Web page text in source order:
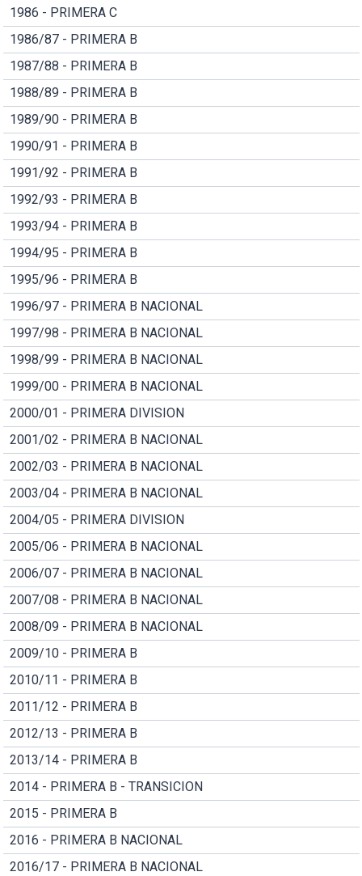
1986 - PRIMERA C
1986/87 - PRIMERA B
1987/88 - PRIMERA B
1988/89 - PRIMERA B
1989/90 - PRIMERA B
1990/91 - PRIMERA B
1991/92 - PRIMERA B
1992/93 - PRIMERA B
1993/94 - PRIMERA B
1994/95 - PRIMERA B
1995/96 - PRIMERA B
1996/97 - PRIMERA B NACIONAL
1997/98 - PRIMERA B NACIONAL
1998/99 - PRIMERA B NACIONAL
1999/00 - PRIMERA B NACIONAL
2000/01 - PRIMERA DIVISION
2001/02 - PRIMERA B NACIONAL
2002/03 - PRIMERA B NACIONAL
2003/04 - PRIMERA B NACIONAL
2004/05 - PRIMERA DIVISION
2005/06 - PRIMERA B NACIONAL
2006/07 - PRIMERA B NACIONAL
2007/08 - PRIMERA B NACIONAL
2008/09 - PRIMERA B NACIONAL
2009/10 - PRIMERA B
2010/11 - PRIMERA B
2011/12 - PRIMERA B
2012/13 - PRIMERA B
2013/14 - PRIMERA B
2014 - PRIMERA B - TRANSICION
2015 - PRIMERA B
2016 - PRIMERA B NACIONAL
2016/17 - PRIMERA B NACIONAL